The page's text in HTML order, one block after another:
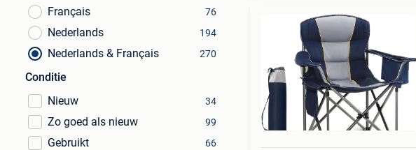
Français
76
Nederlands 194
Nederlands & Français 270
Conditie
Nieuw
34
Zo goed als nieuw 99
Gebruikt 66